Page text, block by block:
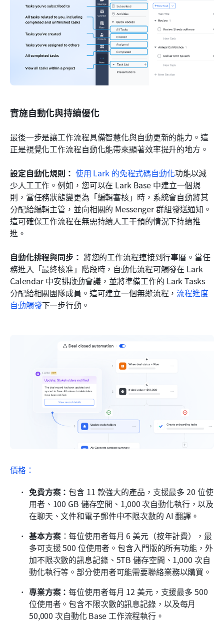
實施自動化與持續優化
最後一步是讓工作流程具備智慧化與自動更新的能力。這
正是視覺化工作流程自動化能帶來顯著效率提升的地方。
設定自動化規則： 使用 Lark 的免程式碼自動化功能以減
少人工工作。例如，您可以在 Lark Base 中建立一個規
則，當任務狀態變更為「編輯審核」時，系統會自動將其
分配給編輯主管，並向相關的 Messenger 群組發送通知。
這可確保工作流程在無需持續人工干預的情況下持續推
進。
自動化排程與同步： 將您的工作流程連接到行事曆。當任
務進入「最終核准」階段時，自動化流程可觸發在 Lark
Calendar 中安排啟動會議，並將準備工作的 Lark Tasks
分配給相關團隊成員。這可建立一個無縫流程， 流程進度
自動觸發下一步行動。
價格：
免費方案：包含 11 款強大的產品，支援最多 20 位使
用者、100 GB 儲存空間、1,000 次自動化執行，以及
在聊天、文件和電子郵件中不限次數的 AI 翻譯。
基本方案：每位使用者每月 6 美元（按年計費），最
多可支援 500 位使用者。包含入門版的所有功能，外
加不限次數的訊息記錄、5TB 儲存空間、1,000 次自
動化執行等。部分使用者可能需要聯絡業務以購買。
專業方案：每位使用者每月 12 美元，支援最多 500
位使用者。包含不限次數的訊息記錄，以及每月
50,000 次自動化 Base 工作流程執行。